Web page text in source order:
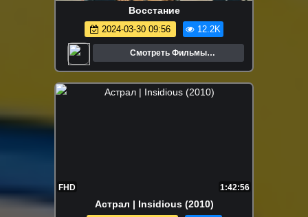
Восстание
2024-03-30 09:56 12.2K
Смотреть Фильмы
Онлайн.Трейлеры.Кино.
FHD 1:42:56
Астрал | Insidious (2010)